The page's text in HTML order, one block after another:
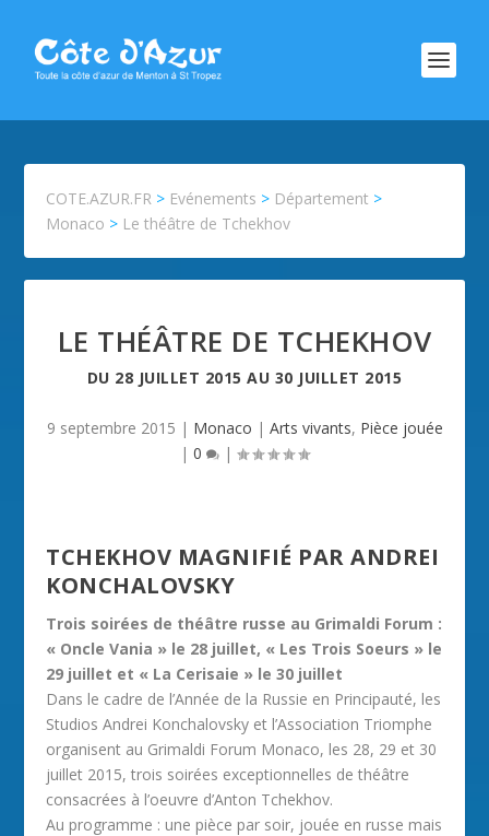
COTE.AZUR.FR > Evénements > Département >
Monaco > Le théâtre de Tchekhov
LE THÉÂTRE DE TCHEKHOV
DU 28 JUILLET 2015 AU 30 JUILLET 2015
9 septembre 2015 | Monaco | Arts vivants, Pièce jouée
| 0 |
TCHEKHOV MAGNIFIÉ PAR ANDREI
KONCHALOVSKY
Trois soirées de théâtre russe au Grimaldi Forum :
« Oncle Vania » le 28 juillet, « Les Trois Soeurs » le
29 juillet et « La Cerisaie » le 30 juillet
Dans le cadre de l’Année de la Russie en Principauté, les
Studios Andrei Konchalovsky et l’Association Triomphe
organisent au Grimaldi Forum Monaco, les 28, 29 et 30
juillet 2015, trois soirées exceptionnelles de théâtre
consacrées à l’oeuvre d’Anton Tchekhov.
Au programme : une pièce par soir, jouée en russe mais